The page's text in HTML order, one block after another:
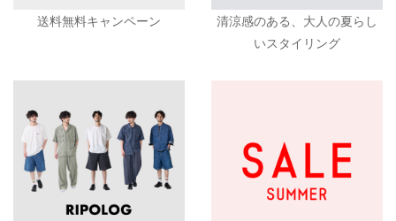
送料無料キャンペーン
清涼感のある、大人の夏らし
いスタイリング